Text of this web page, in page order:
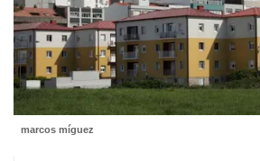
marcos míguez